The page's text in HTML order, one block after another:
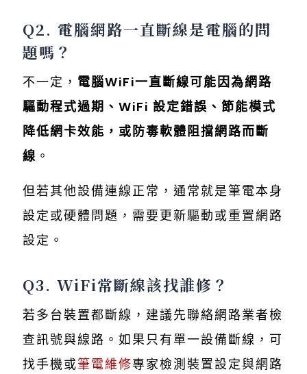
Q2. 電腦網路一直斷線是電腦的問
題嗎？
不一定， 電腦WiFi一直斷線可能因為網路
驅動程式過期、WiFi 設定錯誤、節能模式
降低網卡效能，或防毒軟體阻擋網路而斷
線 。
但若其他設備連線正常，通常就是筆電本身
設定或硬體問題，需要更新驅動或重置網路
設定。
Q3. WiFi常斷線該找誰修？
若多台裝置都斷線，建議先聯絡網路業者檢
查訊號與線路。如果只有單一設備斷線，可
找手機或筆電維修專家檢測裝置設定與網路